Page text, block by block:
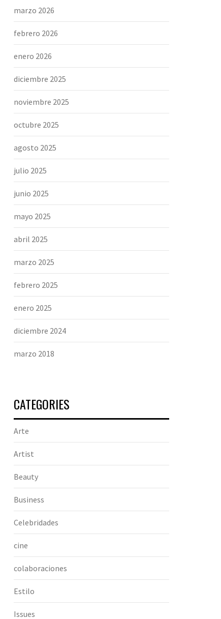
marzo 2026
febrero 2026
enero 2026
diciembre 2025
noviembre 2025
octubre 2025
agosto 2025
julio 2025
junio 2025
mayo 2025
abril 2025
marzo 2025
febrero 2025
enero 2025
diciembre 2024
marzo 2018
CATEGORIES
Arte
Artist
Beauty
Business
Celebridades
cine
colaboraciones
Estilo
Issues